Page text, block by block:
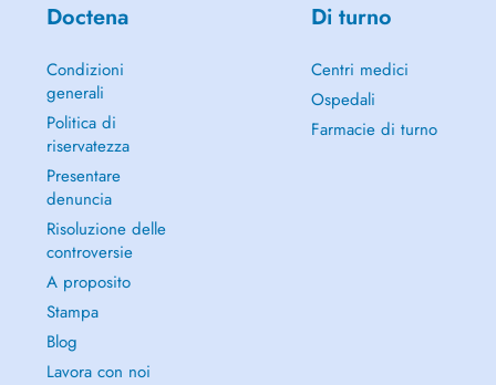
Doctena
Condizioni
generali
Politica di
riservatezza
Presentare
denuncia
Risoluzione delle
controversie
A proposito
Stampa
Blog
Lavora con noi
Di turno
Centri medici
Ospedali
Farmacie di turno